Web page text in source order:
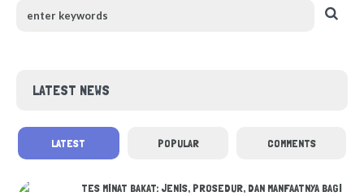
LATEST NEWS
LATEST POPULAR COMMENTS
TES MINAT BAKAT: JENIS, PROSEDUR, DAN MANFAATNYA BAGI